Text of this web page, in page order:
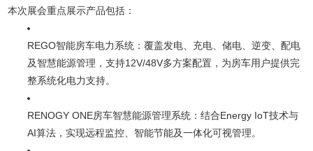
本次展会重点展示产品包括：
REGO智能房车电力系统：覆盖发电、充电、储电、逆变、配电
及智慧能源管理，支持12V/48V多方案配置，为房车用户提供完
整系统化电力支持。
RENOGY ONE房车智慧能源管理系统：结合Energy IoT技术与
AI算法，实现远程监控、智能节能及一体化可视管理。